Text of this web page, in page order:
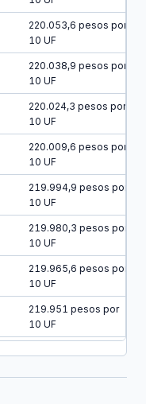
220.053,6 pesos por
10 UF
220.038,9 pesos por
10 UF
220.024,3 pesos por
10 UF
220.009,6 pesos por
10 UF
219.994,9 pesos por
10 UF
219.980,3 pesos por
10 UF
219.965,6 pesos por
10 UF
219.951 pesos por
10 UF